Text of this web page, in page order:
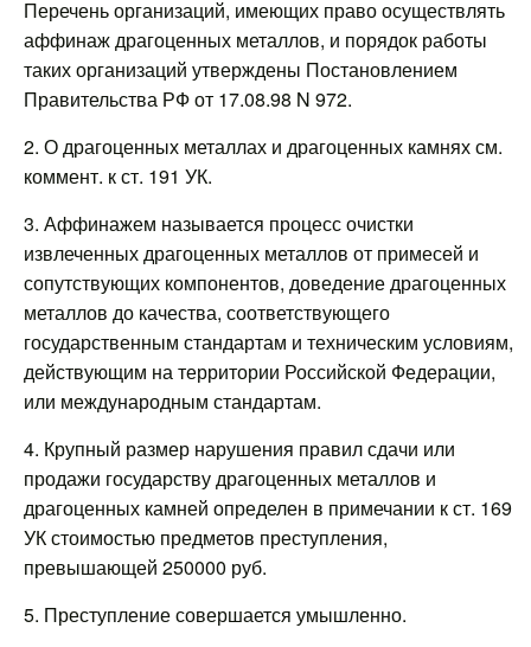
Перечень организаций, имеющих право осуществлять
аффинаж драгоценных металлов, и порядок работы
таких организаций утверждены Постановлением
Правительства РФ от 17.08.98 N 972.
2. О драгоценных металлах и драгоценных камнях см.
коммент. к ст. 191 УК.
3. Аффинажем называется процесс очистки
извлеченных драгоценных металлов от примесей и
сопутствующих компонентов, доведение драгоценных
металлов до качества, соответствующего
государственным стандартам и техническим условиям,
действующим на территории Российской Федерации,
или международным стандартам.
4. Крупный размер нарушения правил сдачи или
продажи государству драгоценных металлов и
драгоценных камней определен в примечании к ст. 169
УК стоимостью предметов преступления,
превышающей 250000 руб.
5. Преступление совершается умышленно.